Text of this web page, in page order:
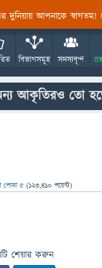
দুনিয়ায় আপনাকে স্বাগতম!
বিভাগসমূহ সদস্যবৃন্দ
আকৃতিরও তো
পোকা ৫ (123,410 পয়েন্ট)
শেয়ার করুন